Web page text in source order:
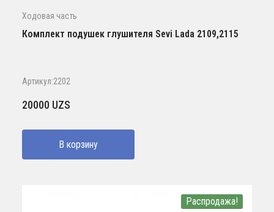
Ходовая часть
Комплект подушек глушителя Sevi Lada 2109,2115
Артикул:2202
20000 UZS
В корзину
Распродажа!